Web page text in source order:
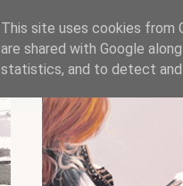
This site uses cookies from
are shared with Google
statistics, and to detect and